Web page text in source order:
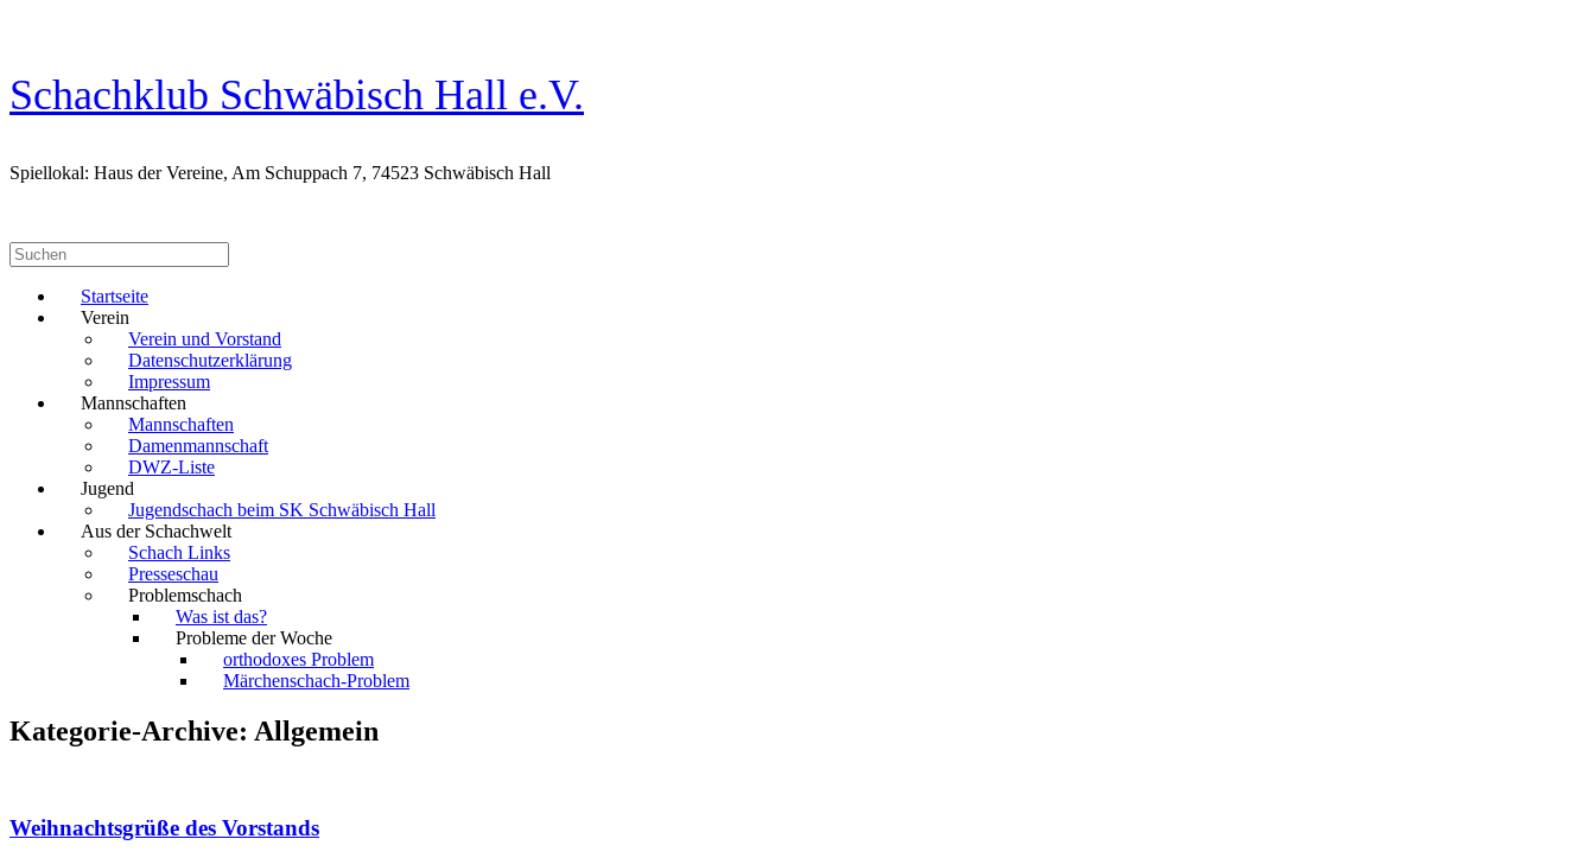
Schachklub Schwäbisch Hall e.V.
Spiellokal: Haus der Vereine, Am Schuppach 7, 74523 Schwäbisch Hall
Suchen
nach:
Startseite
Verein
Verein und Vorstand
Datenschutzerklärung
Impressum
Mannschaften
Mannschaften
Damenmannschaft
DWZ-Liste
Jugend
Jugendschach beim SK Schwäbisch Hall
Aus der Schachwelt
Schach Links
Presseschau
Problemschach
Was ist das?
Probleme der Woche
orthodoxes Problem
Märchenschach-Problem
Kategorie-Archive: Allgemein
Weihnachtsgrüße des Vorstands